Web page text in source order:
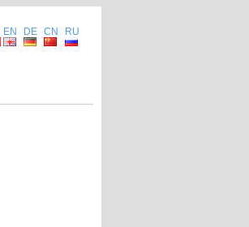
EN DE CN RU